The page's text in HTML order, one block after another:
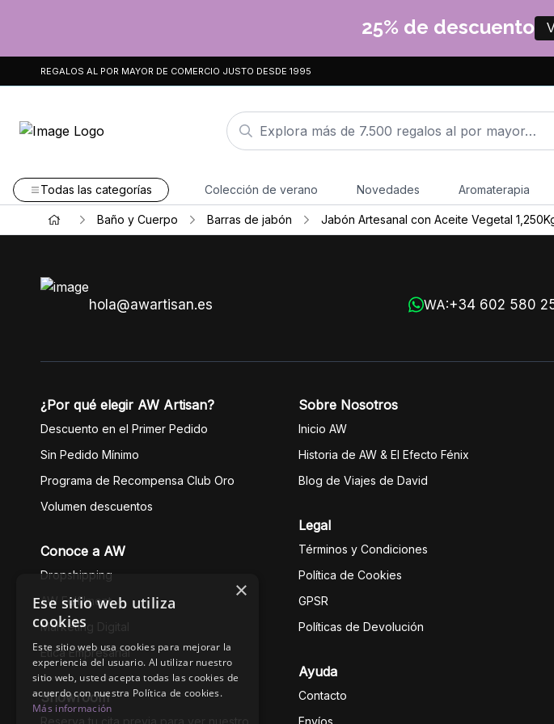
25% de descuento
REGALOS AL POR MAYOR DE COMERCIO JUSTO DESDE 1995
Todas las categorías Colección de verano Novedades Aromaterapia
Baño y Cuerpo Barras de jabón Jabón Artesanal con Aceite Vegetal
hola@awartisan.es WA:+34 602 580
¿Por qué elegir AW Artisan?
Descuento en el Primer Pedido
Sin Pedido Mínimo
Programa de Recompensa Club Oro
Volumen descuentos
Conoce a AW
Dropshipping
AW Fulfilment
Marketing Digital
Ética Empresarial
Showroom
Reserva tu cita previa para ver nuestro
Sobre Nosotros
Inicio AW
Historia de AW & El Efecto Fénix
Blog de Viajes de David
Legal
Términos y Condiciones
Política de Cookies
GPSR
Políticas de Devolución
Ayuda
Contacto
Envíos
×
Ese sitio web utiliza
cookies
Este sitio web usa cookies para mejorar la
experiencia del usuario. Al utilizar nuestro
sitio web, usted acepta todas las cookies de
acuerdo con nuestra Política de cookies.
Más información